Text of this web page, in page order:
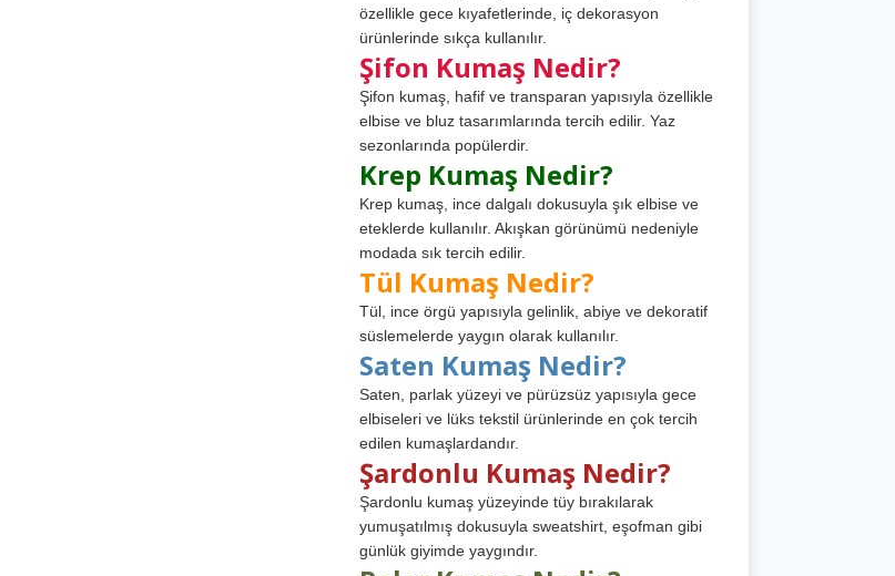
özellikle gece kıyafetlerinde, iç dekorasyon
ürünlerinde sıkça kullanılır.
Şifon Kumaş Nedir?
Şifon kumaş, hafif ve transparan yapısıyla özellikle
elbise ve bluz tasarımlarında tercih edilir. Yaz
sezonlarında popülerdir.
Krep Kumaş Nedir?
Krep kumaş, ince dalgalı dokusuyla şık elbise ve
eteklerde kullanılır. Akışkan görünümü nedeniyle
modada sık tercih edilir.
Tül Kumaş Nedir?
Tül, ince örgü yapısıyla gelinlik, abiye ve dekoratif
süslemelerde yaygın olarak kullanılır.
Saten Kumaş Nedir?
Saten, parlak yüzeyi ve pürüzsüz yapısıyla gece
elbiseleri ve lüks tekstil ürünlerinde en çok tercih
edilen kumaşlardandır.
Şardonlu Kumaş Nedir?
Şardonlu kumaş yüzeyinde tüy bırakılarak
yumuşatılmış dokusuyla sweatshirt, eşofman gibi
günlük giyimde yaygındır.